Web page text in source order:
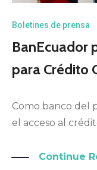
Boletines de prensa
BanEcuador
para Crédito
Como banco del
el acceso al
Continue